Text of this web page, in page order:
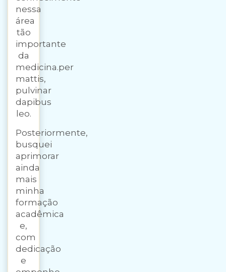
nessa
área
tão
importante
da
medicina.per
mattis,
pulvinar
dapibus
leo.
Posteriormente,
busquei
aprimorar
ainda
mais
minha
formação
acadêmica
e,
com
dedicação
e